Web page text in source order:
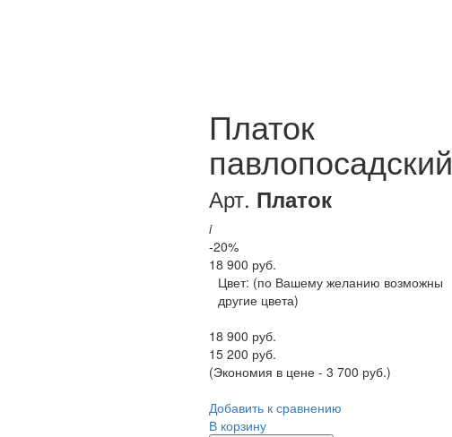
Платок
павлопосадский
Арт. Платок
i
-20%
18 900 руб.
Цвет: (по Вашему желанию возможны
другие цвета)
18 900 руб.
15 200 руб.
(Экономия в цене - 3 700 руб.)
Добавить к сравнению
В корзину